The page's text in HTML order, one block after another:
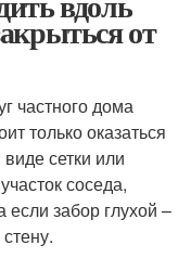
от
частного дома
только оказаться
сетки или
соседа,
если забор глухой –